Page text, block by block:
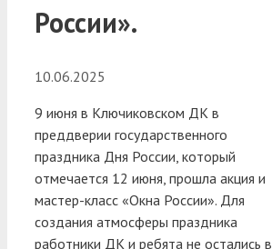
России».
10.06.2025
9 июня в Ключиковском ДК в
преддверии государственного
праздника Дня России, который
отмечается 12 июня, прошла акция и
мастер-класс «Окна России». Для
создания атмосферы праздника
работники ДК и ребята не остались в